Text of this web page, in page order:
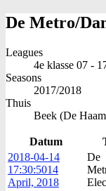
De Metro/
Leagues
4e klasse 07 -
Seasons
2017/2018
Thuis
Beek (De
Datum
2018-04-14
17:30:5014
April, 2018
De